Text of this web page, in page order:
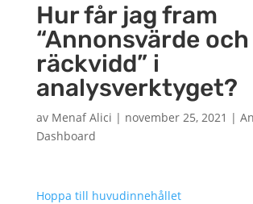
Hur får jag fram
“Annonsvärde och
räckvidd” i
analysverktyget?
av Menaf Alici | november 25, 2021 |
Dashboard
Hoppa till huvudinnehållet